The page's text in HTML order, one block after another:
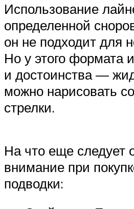
Использование
определенной
он не подходит для
Но у этого формата
и достоинства —
можно нарисовать
стрелки.
На что еще следует
внимание при
подводки: